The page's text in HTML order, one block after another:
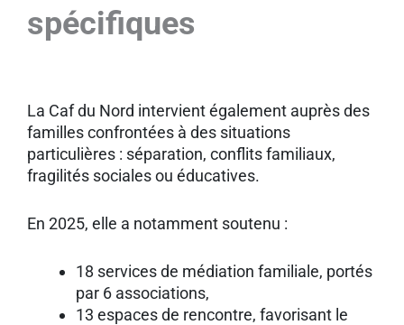
spécifiques
La Caf du Nord intervient également auprès des
familles confrontées à des situations
particulières : séparation, conflits familiaux,
fragilités sociales ou éducatives.
En 2025, elle a notamment soutenu :
18 services de médiation familiale, portés
par 6 associations,
13 espaces de rencontre, favorisant le